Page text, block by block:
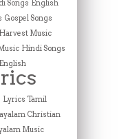
Songs English
Gospel Songs
Harvest Music
Hindi Songs
Lyrics Tamil
Christian
Music